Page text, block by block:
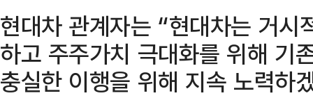
현대차 관계자는 “현대차는 거
하고 주주가치 극대화를 위해 기
충실한 이행을 위해 지속 노력하